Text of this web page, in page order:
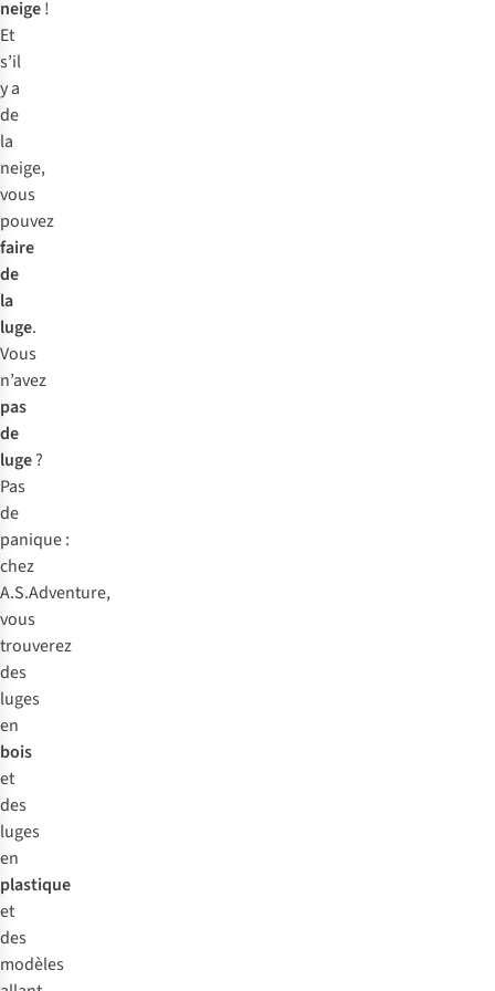
neige!
Et
s’il
y a
de
la
neige,
vous
pouvez
faire
de
la
luge.
Vous
n’avez
pas
de
luge?
Pas
de
panique :
chez
A.S.Adventure,
vous
trouverez
des
luges
en
bois
et
des
luges
en
plastique
et
des
modèles